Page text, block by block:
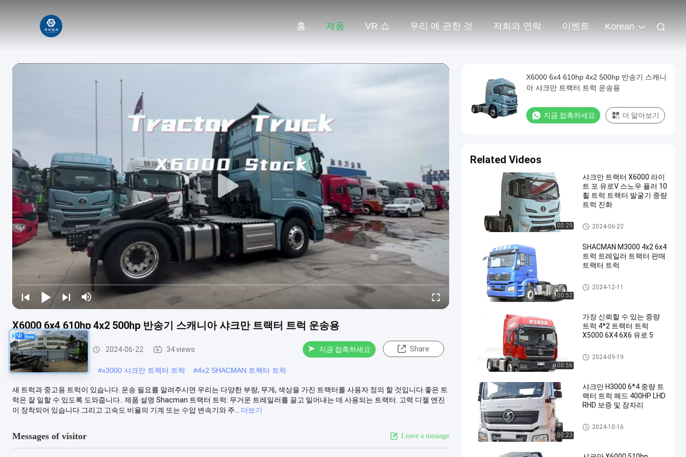
홈 제품 VR 쇼 우리 에 관한 것 저희와 연락 이벤트 Korean
X6000 6x4 610hp 4x2 500hp 반송기 스캐니아 샤크만 트랙터 트럭 운송용
셰크만 트랙터 트럭 2024-06-22 34 views 지금 접촉하세요 Share
#x3000 샤크만 트럭 6x4 #x3000 샤크만 트랙터 트럭 #4x2 SHACMAN 트랙터 트럭
새 트럭과 중고용 트럭이 있습니다. 운송 필요를 알려주시면 우리는 다양한 부량, 무게, 색상을 가진 트랙터를 사용자 정의 할 것입니다.좋은 트
럭은 잘 일할 수 있도록 도와줍니다.. 제품 설명 Shacman 트랙터 트럭: 무거운 트레일러를 끌고 밀어내는 데 사용되는 트랙터. 고력 디젤 엔진
이 장착되어 있습니다.그리고 고속도 비율의 기계 또는 수압 변속기와 주...
더보기
Messages of visitor Leave a message
X6000 6x4 610hp 4x2 500hp 반송기 스캐니
아 샤크만 트랙터 트럭 운송용
지금 접촉하세요 더 알아보기
Related Videos
00:29
샤크만 트랙터 X6000 라이
트 포 유로V 스노우 플러 10
휠 트럭 트랙터 발굴기 중량
트럭 진화
셰크만 트랙터 트럭
2024-06-22
00:52
SHACMAN M3000 4x2 6x4
트럭 트레일러 트랙터 판매
트랙터 트럭
셰크만 트랙터 트럭
2024-12-11
00:56
가장 신뢰할 수 있는 중량
트럭 4*2 트랙터 트럭
X5000 6X4 6X6 유로 5
셰크만 트랙터 트럭
2024-09-19
00:23
샤크만 H3000 6*4 중량 트
랙터 트럭 헤드 400HP LHD
RHD 보증 및 잠자리
셰크만 트랙터 트럭
2024-10-16